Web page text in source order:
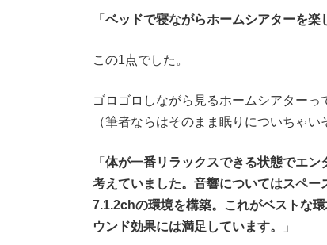
「 ベッドで寝ながらホームシアターを楽
この1点でした。
ゴロゴロしながら見るホームシアターっ
（筆者ならはそのまま眠りについちゃい
「 体が一番リラックスできる状態でエ
考えていました。音響についてはスペー
7.1.2chの環境を構築。これがベストな
ウンド効果には満足しています。
」